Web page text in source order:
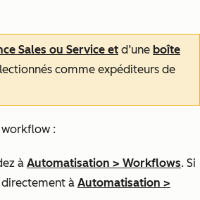
Sales ou Service et d’une boîte
comme expéditeurs de
workflow :
à Automatisation > Workflows. Si
à Automatisation >